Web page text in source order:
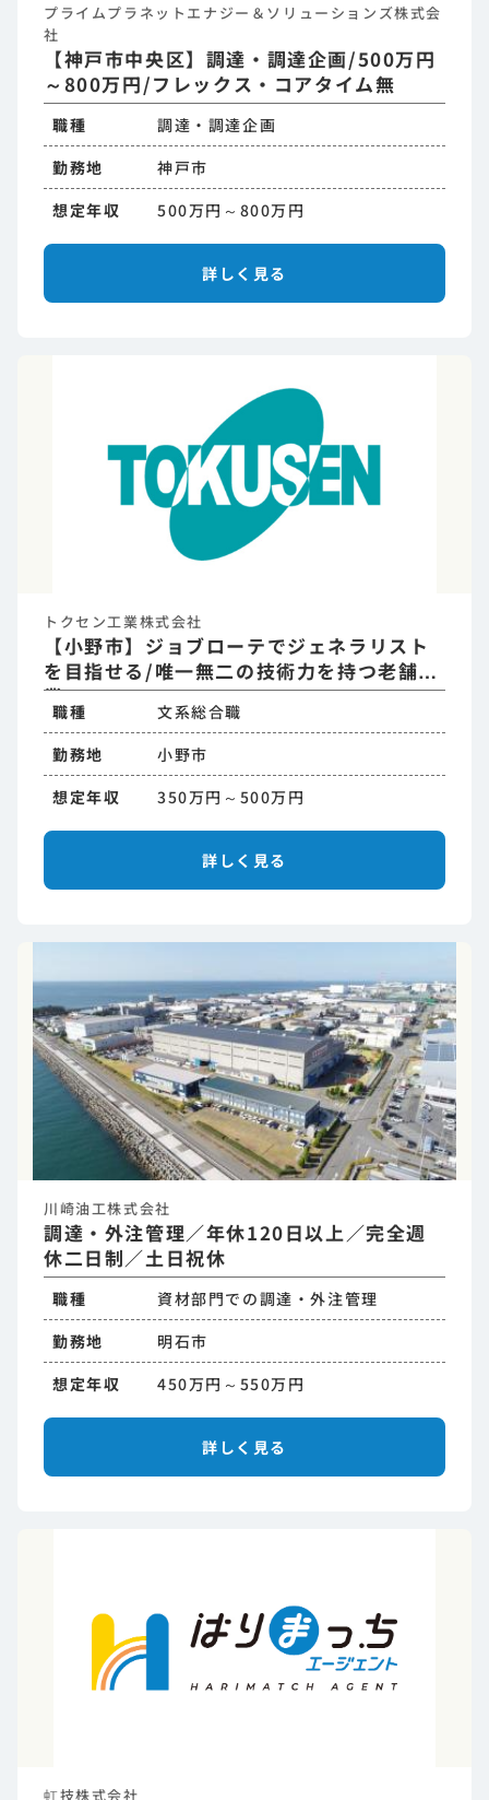
プライムプラネットエナジー＆ソリューションズ株式会
社
【神戸市中央区】調達・調達企画/500万円
～800万円/フレックス・コアタイム無
職種
調達・調達企画
勤務地
神戸市
想定年収
500万円～800万円
詳しく見る
トクセン工業株式会社
【小野市】ジョブローテでジェネラリスト
を目指せる/唯一無二の技術力を持つ老舗企
業
職種
文系総合職
勤務地
小野市
想定年収
350万円～500万円
詳しく見る
川崎油工株式会社
調達・外注管理／年休120日以上／完全週
休二日制／土日祝休
職種
資材部門での調達・外注管理
勤務地
明石市
想定年収
450万円～550万円
詳しく見る
虹技株式会社